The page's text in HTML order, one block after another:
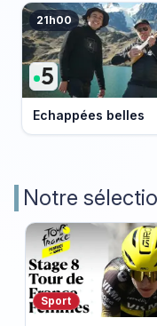
21h00
Echappées belles
Notre
Sport